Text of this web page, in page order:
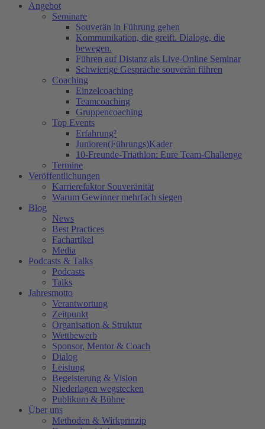
Angebot
Seminare
Souverän in Führung gehen
Kommunikation, die greift. Dialoge, die
bewegen.
Führen auf Distanz als Live-Online Seminar
Schwierige Gespräche souverän führen
Coaching
Einzelcoaching
Teamcoaching
Gruppencoaching
Top Events
Erfahrung²
Junioren(Führungs)Kader
10-Freunde-Triathlon: Eure Team-Challenge
Termine
Veröffentlichungen
Karrierefaktor Souveränität
Warum Gewinner mehrfach siegen
Blog
News
Best Practices
Fachartikel
Media
Podcasts & Talks
Podcasts
Talks
Jahresmotto
Verantwortung
Zeitpunkt
Organisation & Struktur
Wettbewerb
Sponsor, Mentor & Coach
Dialog
Leistung
Begeisterung & Vision
Niederlagen wegstecken
Publikum & Bühne
Über uns
Methoden & Wirkprinzip